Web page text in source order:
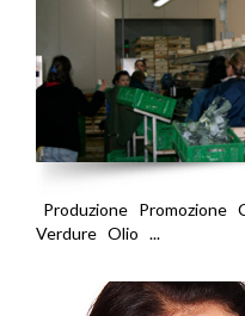
Produzione Promozione
Verdure Olio ...